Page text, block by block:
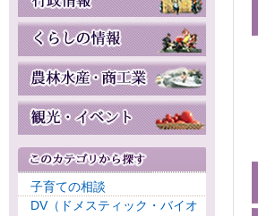
子育ての相談
DV（ドメスティック・バイオ